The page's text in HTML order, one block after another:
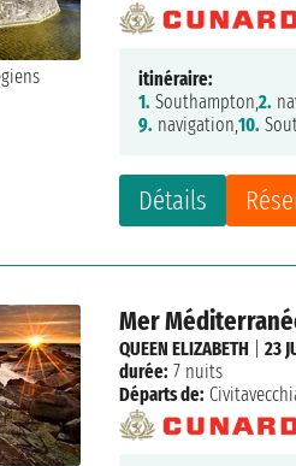
Détails
itinéraire:
1. Southampton,2.
9. navigation,10.
Mer
QUEEN ELIZABETH |23
durée: 7 nuits
Départs de: